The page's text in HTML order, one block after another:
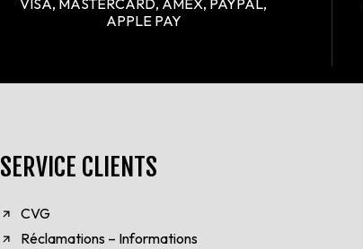
APPLE PAY
SERVICE CLIENTS
CVG
Réclamations – Informations